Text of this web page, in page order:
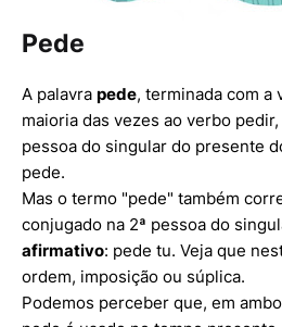
Pede
A palavra pede, terminada com a
maioria das vezes ao verbo
pessoa do singular do presente
pede.
Mas o termo "pede" também
conjugado na 2ª pessoa do
afirmativo: pede tu. Veja que
ordem, imposição ou súplica.
Podemos perceber que, em